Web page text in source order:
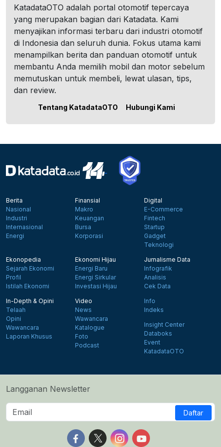
KatadataOTO adalah portal otomotif tepercaya
yang merupakan bagian dari Katadata. Kami
menyajikan informasi terbaru dari industri otomotif
di Indonesia dan seluruh dunia. Fokus utama kami
menampilkan berita dan panduan otomotif untuk
membantu Anda memilih mobil dan motor sebelum
memutuskan untuk membeli, lewat ulasan, tips,
dan review.
Tentang KatadataOTO Hubungi Kami
Berita
Nasional
Industri
Internasional
Energi
Finansial
Makro
Keuangan
Bursa
Korporasi
Digital
E-Commerce
Fintech
Startup
Gadget
Teknologi
Ekonopedia
Sejarah Ekonomi
Profil
Istilah Ekonomi
Ekonomi Hijau
Energi Baru
Energi Sirkular
Investasi Hijau
Jurnalisme Data
Infografik
Analisis
Cek Data
In-Depth & Opini
Telaah
Opini
Wawancara
Laporan Khusus
Video
News
Wawancara
Katalogue
Foto
Podcast
Info
Indeks
Insight Center
Databoks
Event
KatadataOTO
Langganan Newsletter
Daftar
Follow us on Facebook
Follow us on X
Follow us on Instagram
Follow us on